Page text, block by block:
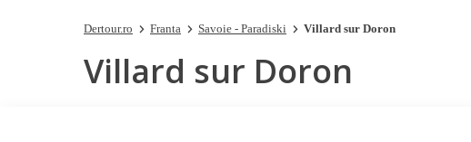
Dertour.ro Franta Savoie - Paradiski Villard sur Doron
Villard sur Doron